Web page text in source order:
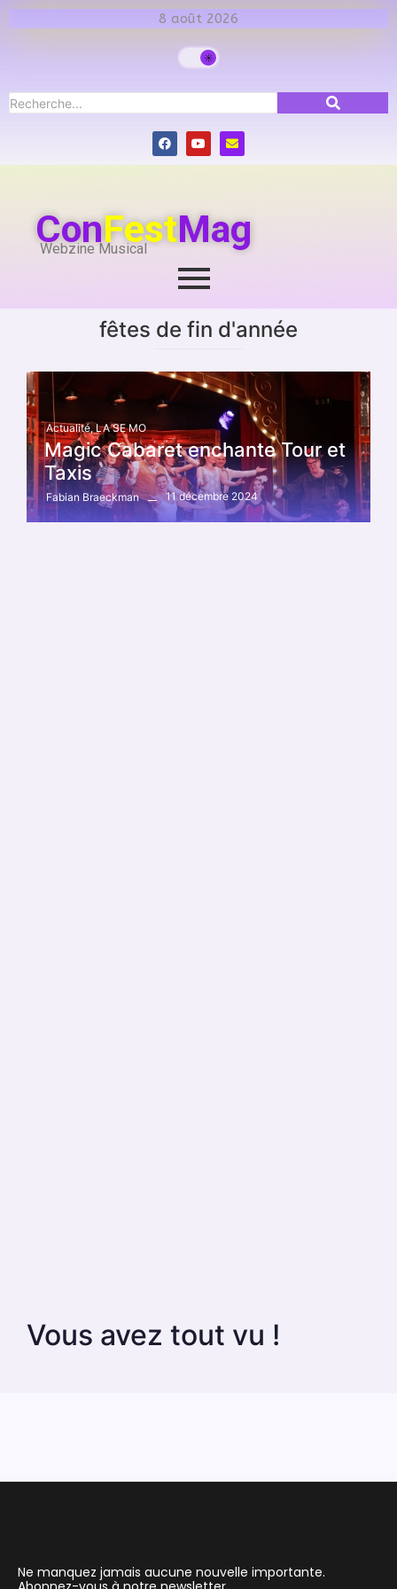
8 août 2026
ConFestMag
Webzine Musical
fêtes de fin d'année
Actualité, LA SE MO
Magic Cabaret enchante Tour et
Taxis
Fabian Braeckman 11 décembre 2024
Vous avez tout vu !
Ne manquez jamais aucune nouvelle importante.